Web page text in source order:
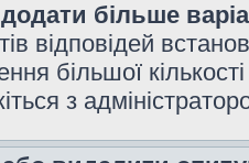
більше
відповідей
більшої
з